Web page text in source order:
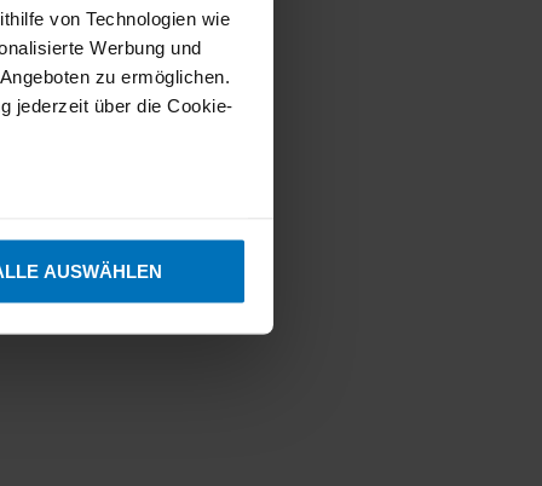
von Technologien wie
Werbung und
zu ermöglichen.
jederzeit über die Cookie-
Präferenzen im
Technisch
gewährleisten. Sie
den von Ihnen
AUSWÄHLEN
Download